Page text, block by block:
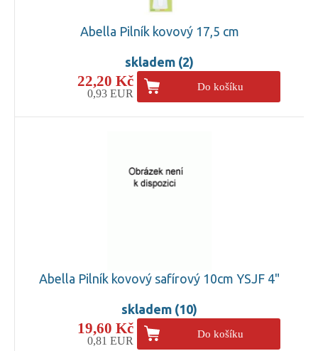
Abella Pilník kovový 17,5 cm
skladem (2)
22,20 Kč
0,93 EUR
Do košíku
Abella Pilník kovový safírový 10cm YSJF 4"
skladem (10)
19,60 Kč
0,81 EUR
Do košíku